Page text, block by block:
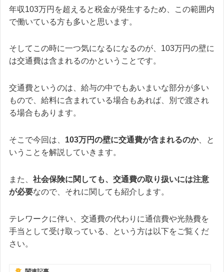
年収103万円を超えると税金が発生するため、この範囲内
で働いている方も多いと思います。
そしてこの時に一つ気になるになるのが、103万円の壁に
は交通費は含まれるのかということです。
交通費というのは、給与の中でもあいまいな部分が多い
もので、給料に含まれている場合もあれば、別で渡され
る場合もあります。
そこで今回は、 103万円の壁に交通費が含まれるのか、と
いうことを解説していきます。
また、 社会保険に関しても、交通費の取り扱いには注意
が必要なので、それに関しても紹介します。
テレワークに伴い、交通費の代わりに通信費や光熱費を
手当として受け取っている、という方は以下をご覧くだ
さい。